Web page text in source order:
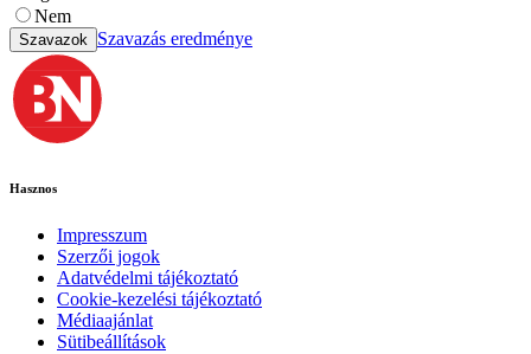
Nem
Szavazok Szavazás eredménye
Hasznos
Impresszum
Szerzői jogok
Adatvédelmi tájékoztató
Cookie-kezelési tájékoztató
Médiaajánlat
Sütibeállítások